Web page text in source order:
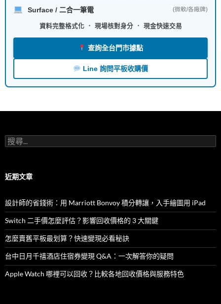
Surface / 二合一筆電 (微軟/各廠牌)
資料完整格式化 ． 現場核對身分 ． 現金快速交易
查詢全台門市據點
Line 詢問平板收購價
搜
尋
字:
近期文章
設計師的省錢術：用 Marriott Bonvoy 積分轉讓，入手繪圖用 iPad
Switch 二手價怎麼評估？影響回收價格的 3 大關鍵
怎麼賣舊平板最划算？快速變現必看秘訣
台中日月千禧酒店住宿券變現 Q&A：一次解答你的疑問
Apple Watch 哪裡可以回收？比較各地回收價格與服務特色